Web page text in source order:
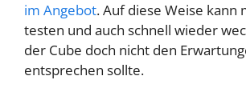
im Angebot. Auf diese Weise kann
testen und auch schnell wieder
der Cube doch nicht den
entsprechen sollte.